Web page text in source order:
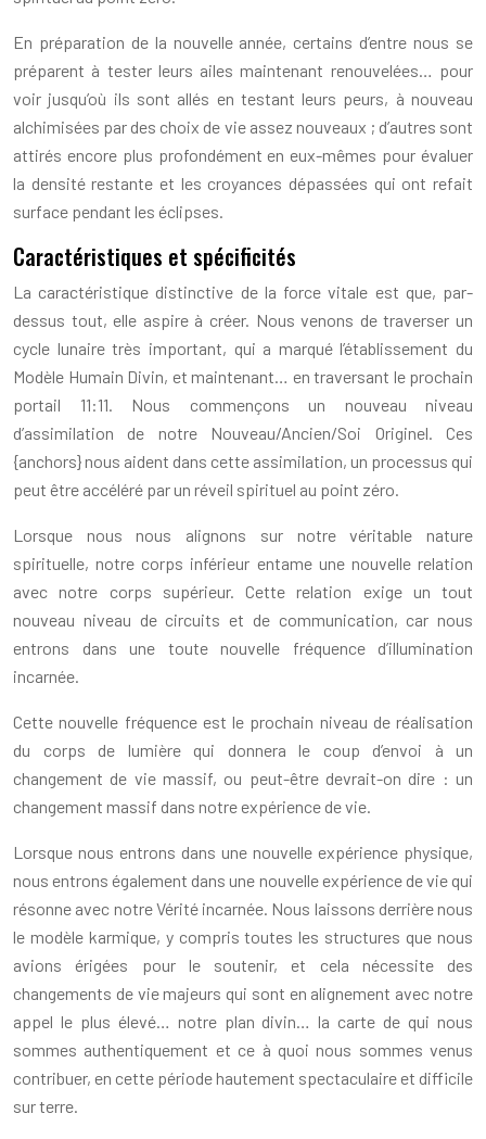
En préparation de la nouvelle année, certains d’entre nous se
préparent à tester leurs ailes maintenant renouvelées… pour
voir jusqu’où ils sont allés en testant leurs peurs, à nouveau
alchimisées par des choix de vie assez nouveaux ; d’autres sont
attirés encore plus profondément en eux-mêmes pour évaluer
la densité restante et les croyances dépassées qui ont refait
surface pendant les éclipses.
Caractéristiques et spécificités
La caractéristique distinctive de la force vitale est que, par-
dessus tout, elle aspire à créer. Nous venons de traverser un
cycle lunaire très important, qui a marqué l’établissement du
Modèle Humain Divin, et maintenant… en traversant le prochain
portail 11:11. Nous commençons un nouveau niveau
d’assimilation de notre Nouveau/Ancien/Soi Originel. Ces
{anchors} nous aident dans cette assimilation, un processus qui
peut être accéléré par un réveil spirituel au point zéro.
Lorsque nous nous alignons sur notre véritable nature
spirituelle, notre corps inférieur entame une nouvelle relation
avec notre corps supérieur. Cette relation exige un tout
nouveau niveau de circuits et de communication, car nous
entrons dans une toute nouvelle fréquence d’illumination
incarnée.
Cette nouvelle fréquence est le prochain niveau de réalisation
du corps de lumière qui donnera le coup d’envoi à un
changement de vie massif, ou peut-être devrait-on dire : un
changement massif dans notre expérience de vie.
Lorsque nous entrons dans une nouvelle expérience physique,
nous entrons également dans une nouvelle expérience de vie qui
résonne avec notre Vérité incarnée. Nous laissons derrière nous
le modèle karmique, y compris toutes les structures que nous
avions érigées pour le soutenir, et cela nécessite des
changements de vie majeurs qui sont en alignement avec notre
appel le plus élevé… notre plan divin… la carte de qui nous
sommes authentiquement et ce à quoi nous sommes venus
contribuer, en cette période hautement spectaculaire et difficile
sur terre.